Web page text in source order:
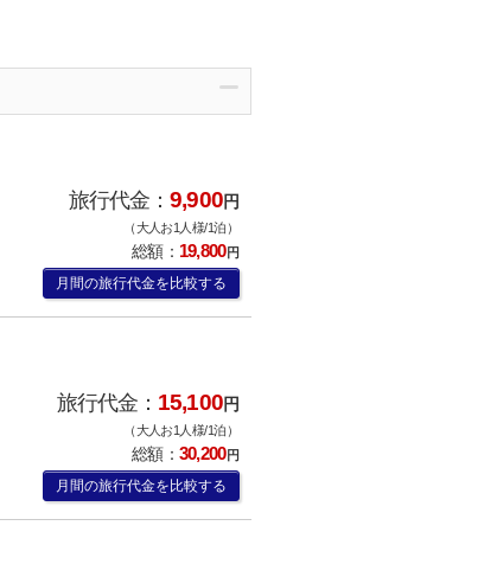
旅行代金：9,900円
（大人お1人様/1泊）
総額： 19,800円
月間の旅行代金を比較する
旅行代金： 15,100円
（大人お1人様/1泊）
総額： 30,200円
月間の旅行代金を比較する